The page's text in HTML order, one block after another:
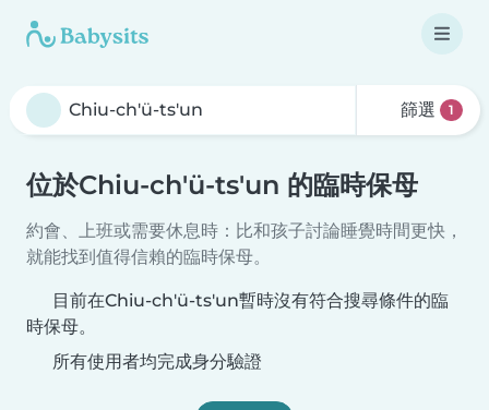
篩選 1
位於Chiu-ch'ü-ts'un 的臨時保母
約會、上班或需要休息時：比和孩子討論睡覺時間更快，
就能找到值得信賴的臨時保母。
目前在Chiu-ch'ü-ts'un暫時沒有符合搜尋條件的臨
時保母。
所有使用者均完成身分驗證